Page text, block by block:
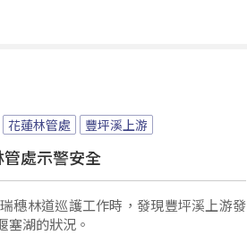
花蓮林管處 豐坪溪上游
處示警安全
穗林道巡護工作時，發現豐坪溪上游發
塞湖的狀況。